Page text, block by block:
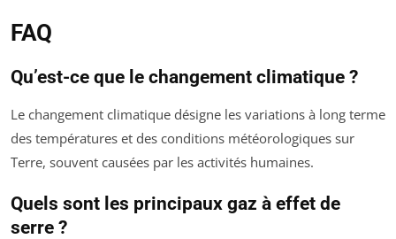
FAQ
Qu’est-ce que le changement climatique ?
Le changement climatique désigne les variations à long terme
des températures et des conditions météorologiques sur
Terre, souvent causées par les activités humaines.
Quels sont les principaux gaz à effet de
serre ?